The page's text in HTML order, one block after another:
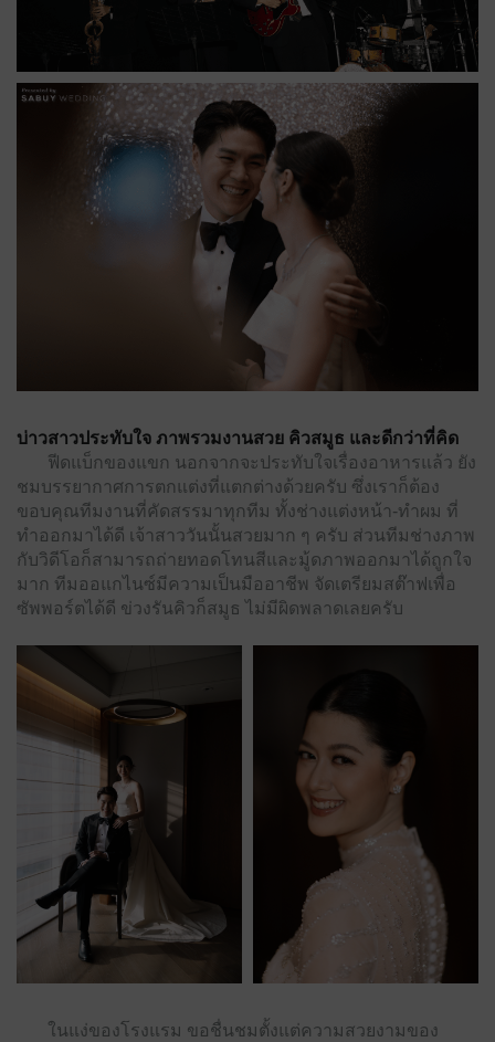
บ่าวสาวประทับใจ ภาพรวมงานสวย คิวสมูธ และดีกว่าที่คิด
ฟีดแบ็กของแขก นอกจากจะประทับใจเรื่องอาหารแล้ว ยัง
ชมบรรยากาศการตกแต่งที่แตกต่างด้วยครับ ซึ่งเราก็ต้อง
ขอบคุณทีมงานที่คัดสรรมาทุกทีม ทั้งช่างแต่งหน้า-ทำผม ที่
ทำออกมาได้ดี เจ้าสาววันนั้นสวยมาก ๆ ครับ ส่วนทีมช่างภาพ
กับวิดีโอก็สามารถถ่ายทอดโทนสีและมู้ดภาพออกมาได้ถูกใจ
มาก ทีมออแกไนซ์มีความเป็นมืออาชีพ จัดเตรียมสต๊าฟเพื่อ
ซัพพอร์ตได้ดี ข่วงรันคิวก็สมูธ ไม่มีผิดพลาดเลยครับ
ในแง่ของโรงแรม ขอชื่นชมตั้งแต่ความสวยงามของ